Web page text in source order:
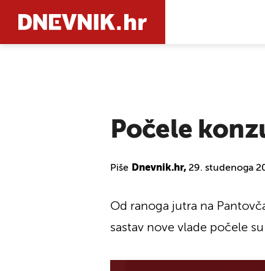
Počele
Piše Dnevnik.hr, 29. studenoga
Od ranoga jutra na
sastav nove vlade počele